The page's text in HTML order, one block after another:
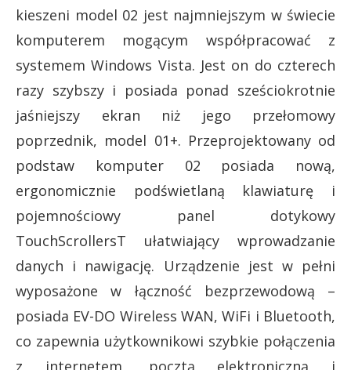
kieszeni model 02 jest najmniejszym w świecie
komputerem mogącym współpracować z
systemem Windows Vista. Jest on do czterech
razy szybszy i posiada ponad sześciokrotnie
jaśniejszy ekran niż jego przełomowy
poprzednik, model 01+. Przeprojektowany od
podstaw komputer 02 posiada nową,
ergonomicznie podświetlaną klawiaturę i
pojemnościowy panel dotykowy
TouchScrollersT ułatwiający wprowadzanie
danych i nawigację. Urządzenie jest w pełni
wyposażone w łączność bezprzewodową –
posiada EV-DO Wireless WAN, WiFi i Bluetooth,
co zapewnia użytkownikowi szybkie połączenia
z internetem, pocztą elektroniczną i